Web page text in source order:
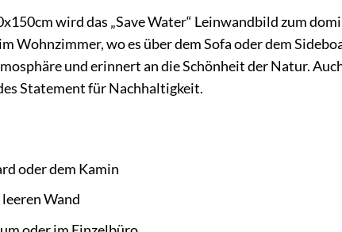
wird das „Save Water“ Leinwandbild zum
im Wohnzimmer, wo es über dem Sofa oder dem
und erinnert an die Schönheit der Natur.
Statement für Nachhaltigkeit.
oder dem Kamin
Wand